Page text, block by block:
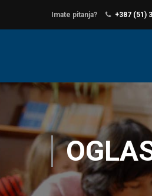
Imate pitanja? +387 (51)